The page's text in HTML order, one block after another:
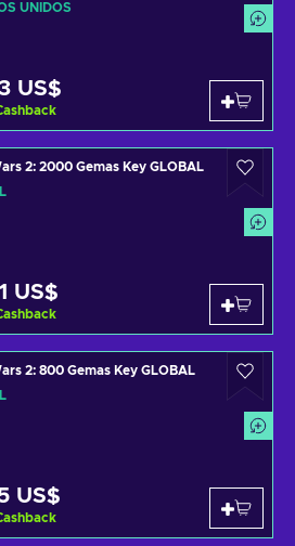
UNIDOS
US$
2: 2000 Gemas Key GLOBAL
US$
2: 800 Gemas Key GLOBAL
US$